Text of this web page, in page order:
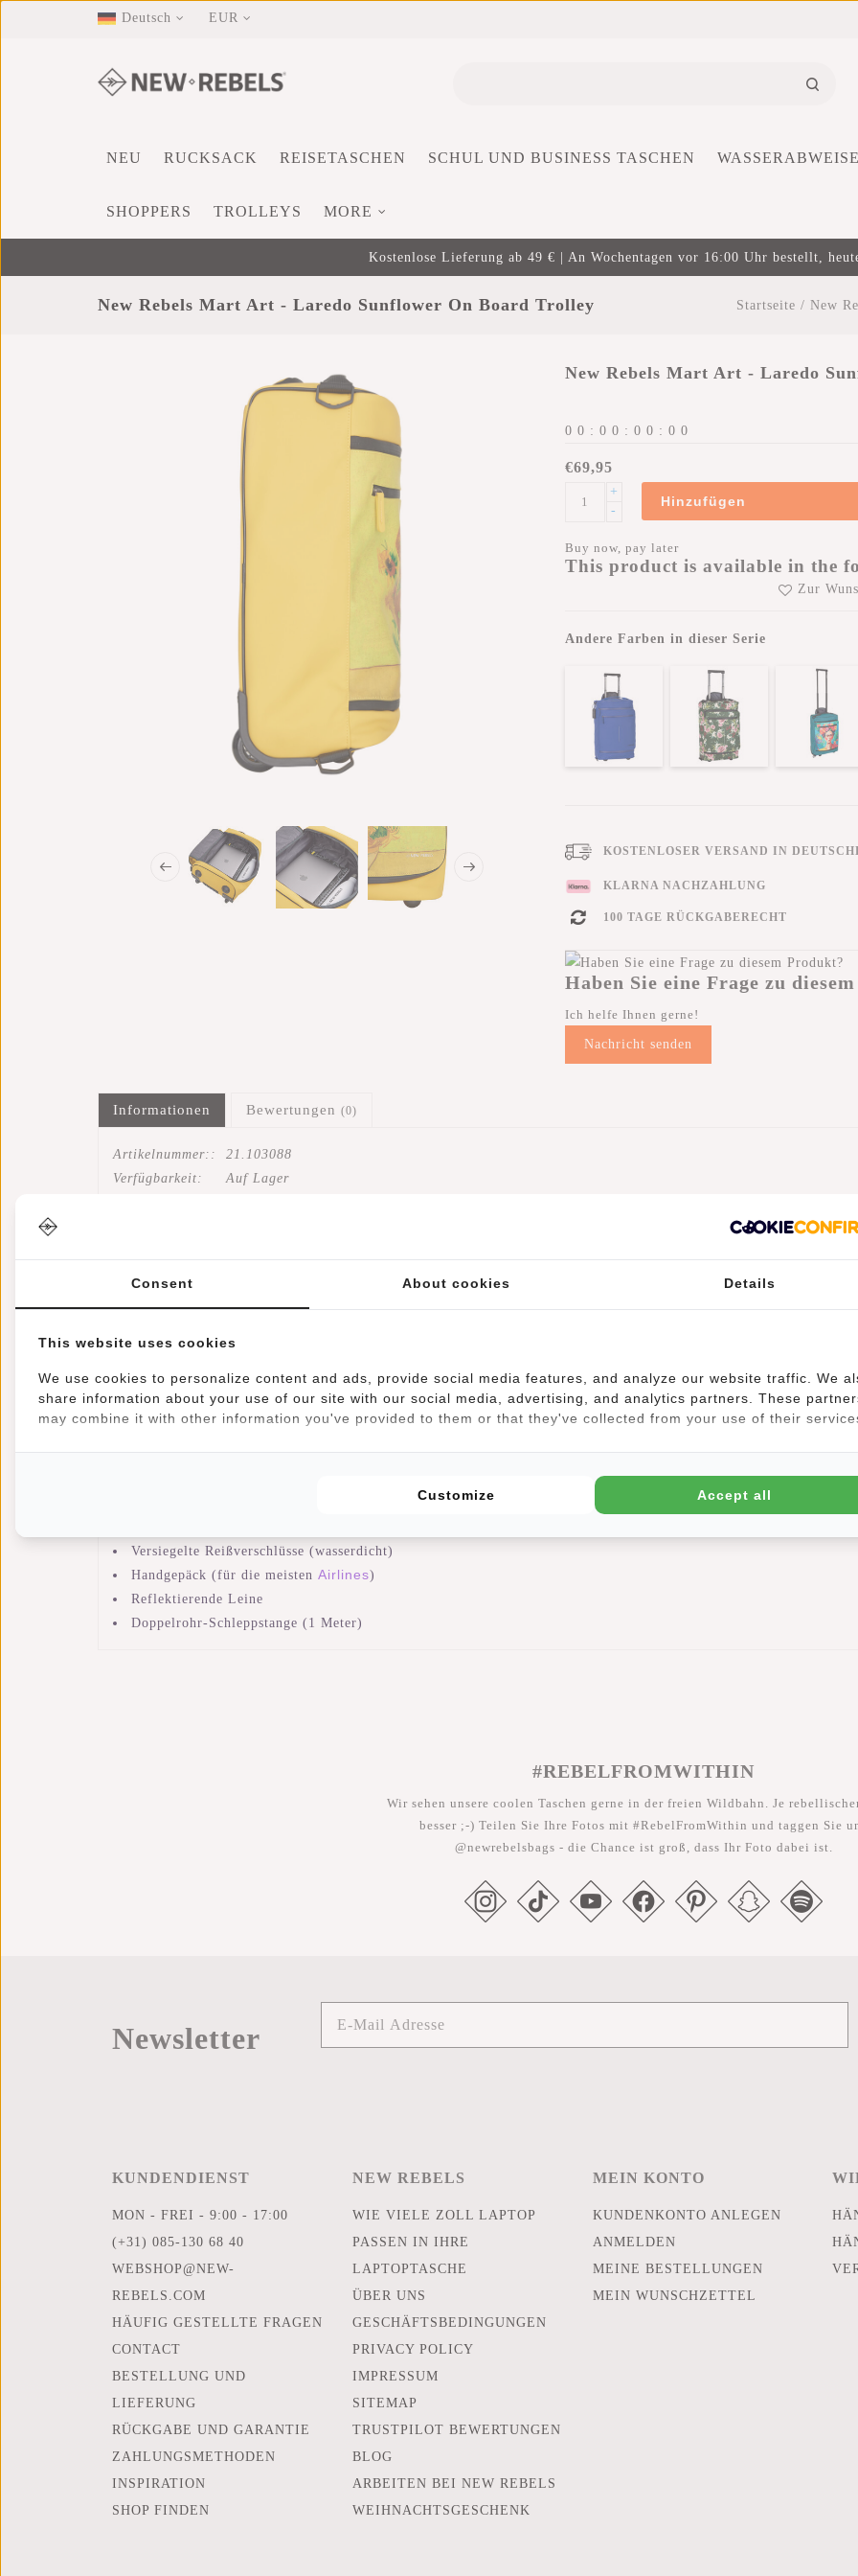
Deutsch EUR
NEU RUCKSACK REISETASCHEN SCHUL UND BUSINESS TASCHEN
SHOPPERS TROLLEYS MORE
Kostenlose Lieferung ab 49 € | An Wochentagen vor 16:00 Uhr bestellt,
New Rebels Mart Art - Laredo Sunflower On Board Trolley Startseite / New
New Rebels Mart Art - Laredo
0 0 : 0 0 : 0 0 : 0 0
€69,95
+
-
Hinzufügen
Buy now, pay later
This product is available in the
Zur
Andere Farben in dieser Serie
KOSTENLOSER VERSAND IN
KLARNA NACHZAHLUNG
100 TAGE RÜCKGABERECHT
Haben Sie eine Frage zu
Ich helfe Ihnen gerne!
Nachricht senden
Informationen Bewertungen (0)
Artikelnummer::
21.103088
Verfügbarkeit:
Auf Lager
Der New Rebels Harper Laredo Onboard Trolley Wheeled Koffer ist ideal für den Urlaub, die Arbeit oder einen
Die Harper Laredo On Board Trolley Harper-Koffer besteht aus einem großen Hauptfach das ideal für all Ihre Sachen ist.
einem Reißverschluss geschlossen werden kann. An der Oberseite befinden sich ein Griff und ein ausziehbarer
ist aus Polyurethan gefertigt wodurch sie wasserabweisend ist.
Abmessungen: H 18 x B 50 x T 32 cm
Versiegelte Reißverschlüsse (wasserdicht)
Handgepäck (für die meisten Airlines)
Reflektierende Leine
Doppelrohr-Schleppstange (1 Meter)
#REBELFROMWITHIN
Wir sehen unsere coolen Taschen gerne in der freien Wildbahn. Je
besser ;-) Teilen Sie Ihre Fotos mit #RebelFromWithin und taggen Sie
@newrebelsbags - die Chance ist groß, dass Ihr Foto dabei ist.
Newsletter
KUNDENDIENST
MON - FREI - 9:00 - 17:00
(+31) 085-130 68 40
WEBSHOP@NEW-
REBELS.COM
HÄUFIG GESTELLTE FRAGEN
CONTACT
BESTELLUNG UND
LIEFERUNG
RÜCKGABE UND GARANTIE
ZAHLUNGSMETHODEN
INSPIRATION
SHOP FINDEN
NEW REBELS
WIE VIELE ZOLL LAPTOP
PASSEN IN IHRE
LAPTOPTASCHE
ÜBER UNS
GESCHÄFTSBEDINGUNGEN
PRIVACY POLICY
IMPRESSUM
SITEMAP
TRUSTPILOT BEWERTUNGEN
BLOG
ARBEITEN BEI NEW REBELS
WEIHNACHTSGESCHENK
MEIN KONTO
KUNDENKONTO ANLEGEN
ANMELDEN
MEINE BESTELLUNGEN
MEIN WUNSCHZETTEL
Consent About cookies Details
This website uses cookies
We use cookies to personalize content and ads, provide social media features, and analyze our website traffic. We
share information about your use of our site with our social media, advertising, and analytics partners. These
may combine it with other information you've provided to them or that they've collected from your use of their
Customize Accept all